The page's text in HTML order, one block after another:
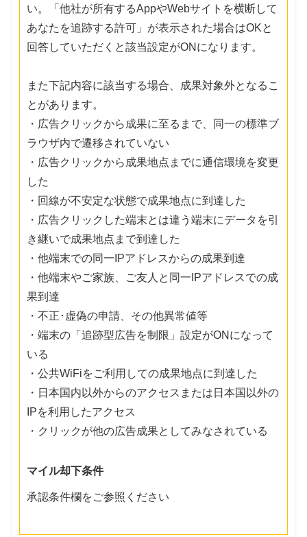
い。「他社が所有するAppやWebサイトを横断して
あなたを追跡する許可」が表示された場合はOKと
回答していただくと該当設定がONになります。
また下記内容に該当する場合、成果対象外となるこ
とがあります。
・広告クリックから成果に至るまで、同一の標準ブ
ラウザ内で遷移されていない
・広告クリックから成果地点までに通信環境を変更
した
・回線が不安定な状態で成果地点に到達した
・広告クリックした端末とは違う端末にデータを引
き継いで成果地点まで到達した
・他端末での同一IPアドレスからの成果到達
・他端末やご家族、ご友人と同一IPアドレスでの成
果到達
・不正･虚偽の申請、その他異常値等
・端末の「追跡型広告を制限」設定がONになって
いる
・公共WiFiをご利用しての成果地点に到達した
・日本国内以外からのアクセスまたは日本国以外の
IPを利用したアクセス
・クリックが他の広告成果としてみなされている
マイル却下条件
承認条件欄をご参照ください